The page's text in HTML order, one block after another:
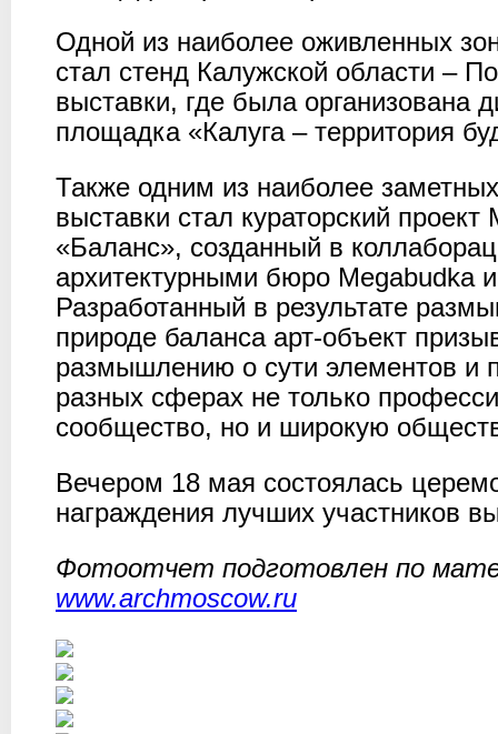
Одной из наиболее оживленных
стал стенд Калужской области –
выставки, где была организована
площадка «Калуга – территория
Также одним из наиболее
выставки стал кураторский
«Баланс», созданный в
архитектурными бюро Megabudka
Разработанный в результате
природе баланса арт-объект
размышлению о сути элементов и
разных сферах не только
сообщество, но и широкую
Вечером 18 мая состоялась
награждения лучших участников
Фотоотчет подготовлен по
www.archmoscow.ru